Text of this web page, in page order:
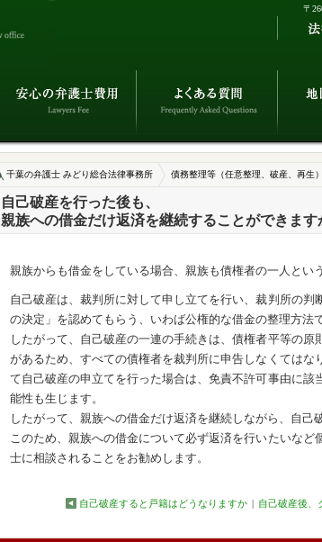
〒
千葉の弁護士 みどり総合法律事務所 債務整理等（任意整理、破産、再生）
自己破産を行った後も、
親族への借金だけ返済を継続することができます
親族からも借金をしている場合、親族も債権者の一人とい
自己破産は、裁判所に対して申し立てを行い、裁判所の判
の決定」を認めてもらう、いわば公権的な借金の整理方法で
したがって、自己破産の一連の手続きは、債権者平等の
があるため、すべての債権者を裁判所に申告しなくてはな
て自己破産の申立てを行った場合は、免責不許可事由に該
能性も生じます。
したがって、親族への借金だけ返済を継続しながら、自己
このため、親族への借金について必ず返済を行いたいなど
士に相談されることをお勧めします。
自己破産すると戸籍はどうなりますか | 自己破産後、